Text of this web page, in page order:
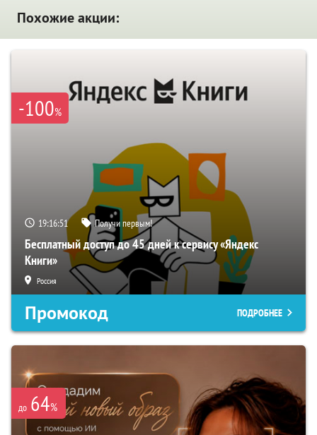
Похожие акции:
-100%
19:16:50 Получи первым!
Бесплатный доступ до 45 дней к сервису «Яндекс
Книги»
Россия
Промокод ПОДРОБНЕЕ
до 64%